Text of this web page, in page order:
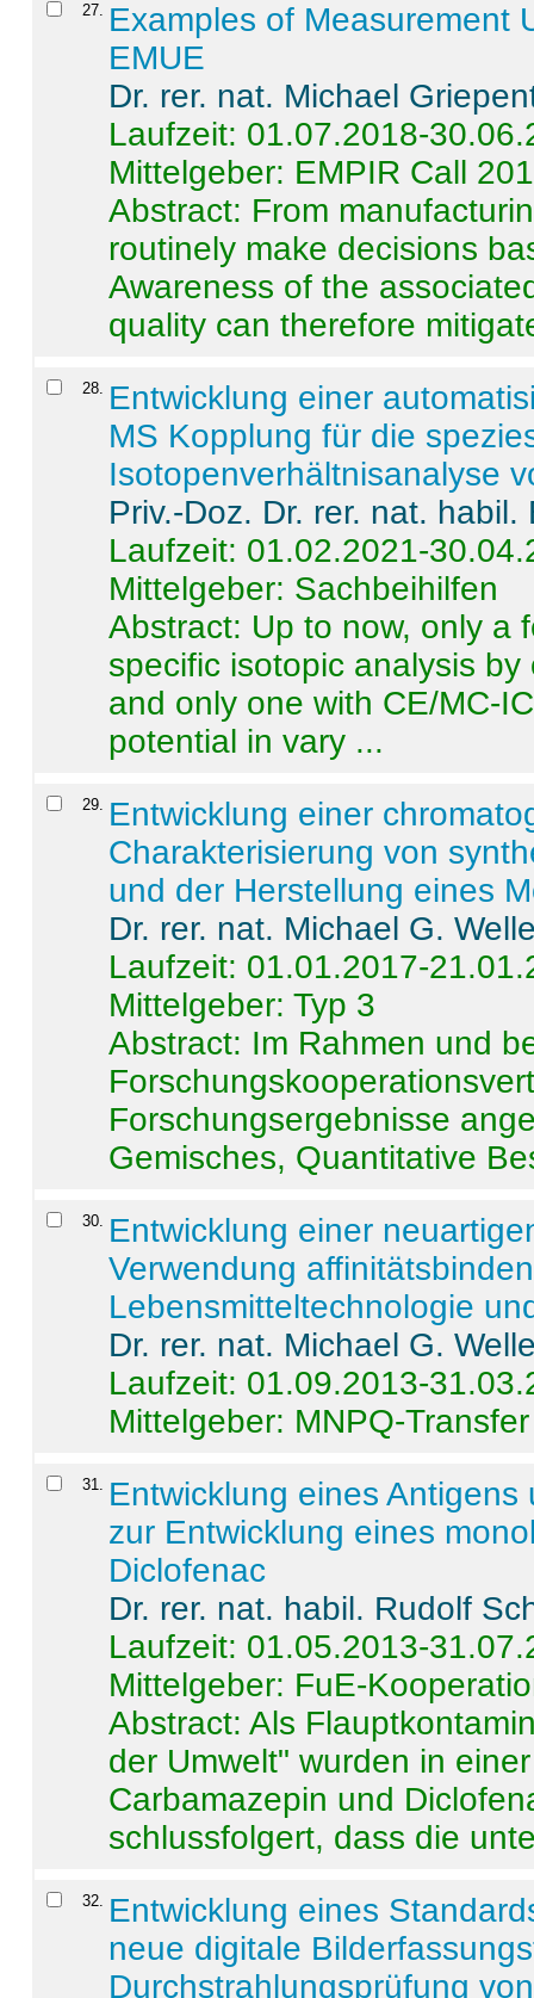
27. Examples of Measurement
EMUE
Dr. rer. nat. Michael
Laufzeit: 01.07.2018-
Mittelgeber: EMPIR Call
Abstract: From
routinely make decisions
Awareness of the
quality can therefore
28. Entwicklung einer
MS Kopplung für die
Isotopenverhältnisanalyse
Priv.-Doz. Dr. rer. nat.
Laufzeit: 01.02.2021-
Mittelgeber: Sachbeihilfen
Abstract: Up to now, only a
specific isotopic analysis
and only one with CE/MC-
potential in vary ...
29. Entwicklung einer
Charakterisierung von
und der Herstellung eines
Dr. rer. nat. Michael G.
Laufzeit: 01.01.2017-
Mittelgeber: Typ 3
Abstract: Im Rahmen und
Forschungsergebnisse
Gemisches, Quantitative
30. Entwicklung einer
Verwendung
Lebensmitteltechnologie
Dr. rer. nat. Michael G.
Laufzeit: 01.09.2013-
Mittelgeber: MNPQ-Transfer
31. Entwicklung eines
zur Entwicklung eines
Diclofenac
Dr. rer. nat. habil. Rudolf
Laufzeit: 01.05.2013-
Mittelgeber: FuE-
Abstract:Als
der Umwelt" wurden in
Carbamazepin und
schlussfolgert, dass die
32. Entwicklung eines
neue digitale
Durchstrahlungsprüfung